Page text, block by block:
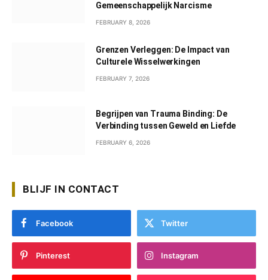
Gemeenschappelijk Narcisme
FEBRUARY 8, 2026
Grenzen Verleggen: De Impact van
Culturele Wisselwerkingen
FEBRUARY 7, 2026
Begrijpen van Trauma Binding: De
Verbinding tussen Geweld en Liefde
FEBRUARY 6, 2026
BLIJF IN CONTACT
Facebook Twitter
Pinterest Instagram